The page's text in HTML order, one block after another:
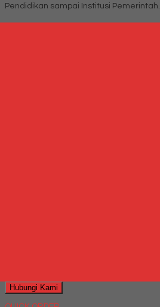
Pendidikan sampai Institusi Pemerintah.
Hubungi Kami